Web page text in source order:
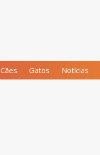
Cães Gatos Notícias